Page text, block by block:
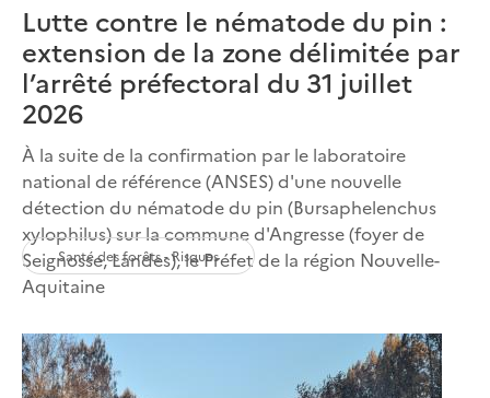
Lutte contre le nématode du pin :
extension de la zone délimitée par
l’arrêté préfectoral du 31 juillet
2026
À la suite de la confirmation par le laboratoire
national de référence (ANSES) d'une nouvelle
détection du nématode du pin (Bursaphelenchus
xylophilus) sur la commune d'Angresse (foyer de
Seignosse, Landes), le Préfet de la région Nouvelle-
Aquitaine
Santé des forêts - Risques